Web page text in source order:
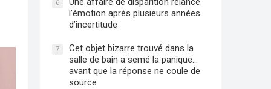
6
l’émotion après plusieurs années
d’incertitude
7
Cet objet bizarre trouvé dans la
salle de bain a semé la panique…
avant que la réponse ne coule de
source